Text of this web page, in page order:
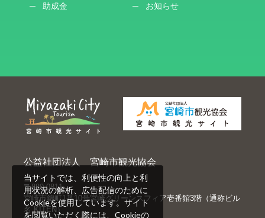
助成金
お知らせ
公益社団法人 宮崎市観光協会
〒880-0811
宮崎市錦町1番10号宮崎グリーンスフィア壱番館3階（通称ビル
名 KITEN）
当サイトでは、利便性の向上と利
用状況の解析、広告配信のために
Cookieを使用しています。サイト
を閲覧いただく際には、Cookieの